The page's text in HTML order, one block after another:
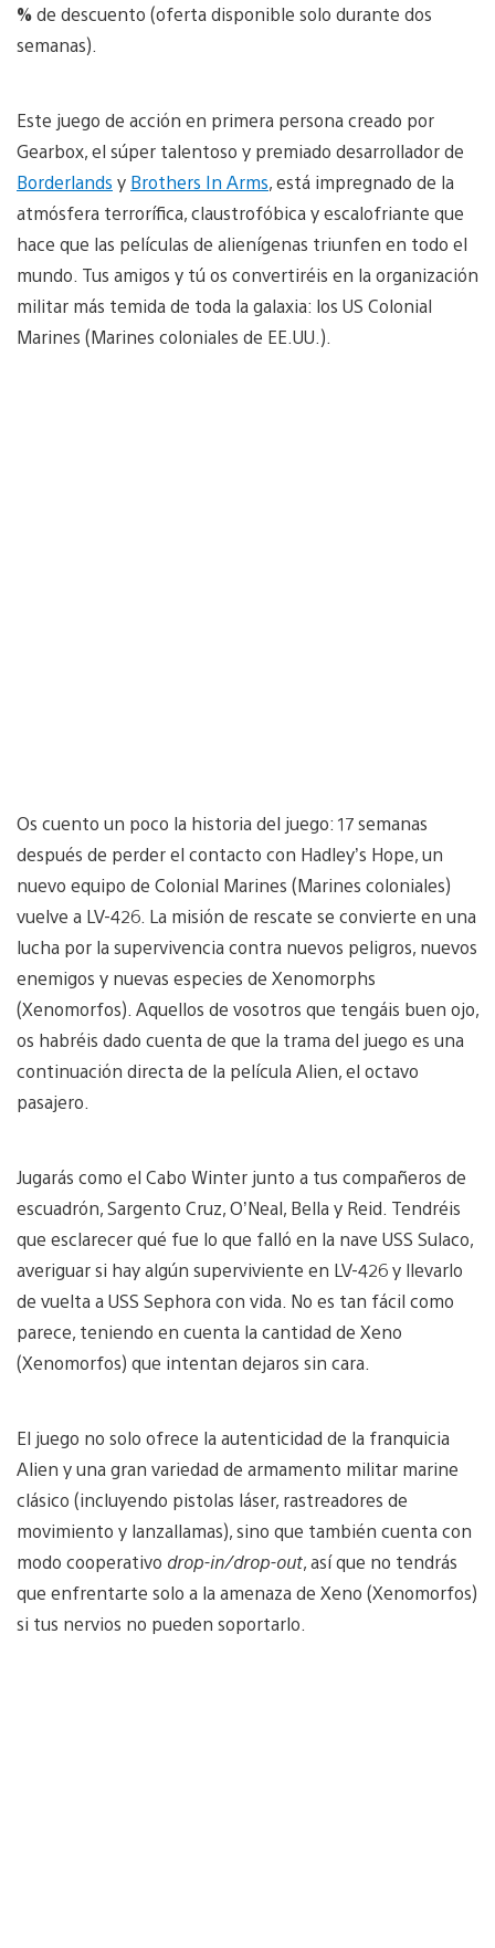
%de descuento (oferta disponible solo durante dos
semanas).
Este juego de acción en primera persona creado por
Gearbox, el súper talentoso y premiado desarrollador de
Borderlands y Brothers In Arms, está impregnado de la
atmósfera terrorífica, claustrofóbica y escalofriante que
hace que las películas de alienígenas triunfen en todo el
mundo. Tus amigos y tú os convertiréis en la organización
militar más temida de toda la galaxia: los US Colonial
Marines (Marines coloniales de EE.UU.).
Os cuento un poco la historia del juego: 17 semanas
después de perder el contacto con Hadley’s Hope, un
nuevo equipo de Colonial Marines (Marines coloniales)
vuelve a LV-426. La misión de rescate se convierte en una
lucha por la supervivencia contra nuevos peligros, nuevos
enemigos y nuevas especies de Xenomorphs
(Xenomorfos). Aquellos de vosotros que tengáis buen ojo,
os habréis dado cuenta de que la trama del juego es una
continuación directa de la película Alien, el octavo
pasajero.
Jugarás como el Cabo Winter junto a tus compañeros de
escuadrón, Sargento Cruz, O’Neal, Bella y Reid. Tendréis
que esclarecer qué fue lo que falló en la nave USS Sulaco,
averiguar si hay algún superviviente en LV-426 y llevarlo
de vuelta a USS Sephora con vida. No es tan fácil como
parece, teniendo en cuenta la cantidad de Xeno
(Xenomorfos) que intentan dejaros sin cara.
El juego no solo ofrece la autenticidad de la franquicia
Alien y una gran variedad de armamento militar marine
clásico (incluyendo pistolas láser, rastreadores de
movimiento y lanzallamas), sino que también cuenta con
modo cooperativo drop-in/drop-out, así que no tendrás
que enfrentarte solo a la amenaza de Xeno (Xenomorfos)
si tus nervios no pueden soportarlo.